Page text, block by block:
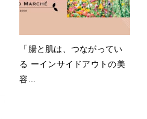
「腸と肌は、つながってい
る ーインサイドアウトの美
容...